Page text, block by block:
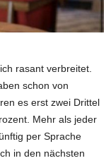
rasant verbreitet.
schon von
es erst zwei Drittel
Mehr als jeder
per Sprache
in den nächsten